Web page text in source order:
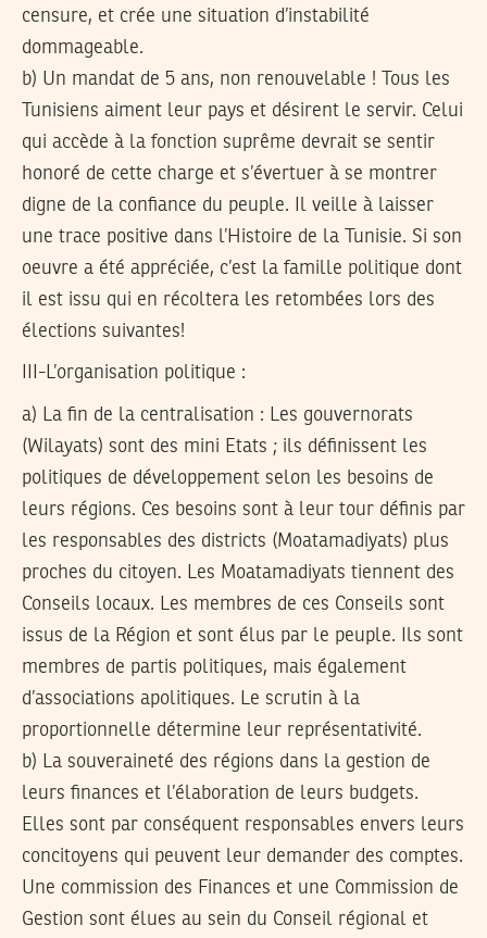
censure, et crée une situation d’instabilité
dommageable.
b) Un mandat de 5 ans, non renouvelable ! Tous les
Tunisiens aiment leur pays et désirent le servir. Celui
qui accède à la fonction suprême devrait se sentir
honoré de cette charge et s’évertuer à se montrer
digne de la confiance du peuple. Il veille à laisser
une trace positive dans l’Histoire de la Tunisie. Si son
oeuvre a été appréciée, c’est la famille politique dont
il est issu qui en récoltera les retombées lors des
élections suivantes!
III-L’organisation politique :
a) La fin de la centralisation : Les gouvernorats
(Wilayats) sont des mini Etats ; ils définissent les
politiques de développement selon les besoins de
leurs régions. Ces besoins sont à leur tour définis par
les responsables des districts (Moatamadiyats) plus
proches du citoyen. Les Moatamadiyats tiennent des
Conseils locaux. Les membres de ces Conseils sont
issus de la Région et sont élus par le peuple. Ils sont
membres de partis politiques, mais également
d’associations apolitiques. Le scrutin à la
proportionnelle détermine leur représentativité.
b) La souveraineté des régions dans la gestion de
leurs finances et l’élaboration de leurs budgets.
Elles sont par conséquent responsables envers leurs
concitoyens qui peuvent leur demander des comptes.
Une commission des Finances et une Commission de
Gestion sont élues au sein du Conseil régional et